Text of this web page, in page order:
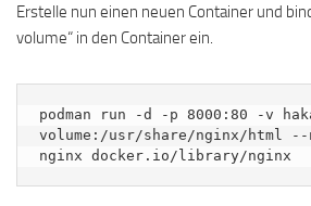
Erstelle nun einen neuen Container und
volume“ in den Container ein.
podman run -d -p 8000:80 -v
volume:/usr/share/nginx/html --
nginx docker.io/library/nginx